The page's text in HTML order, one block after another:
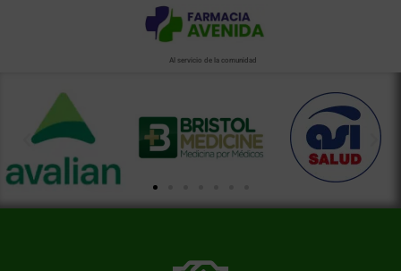
Al servicio de la comunidad